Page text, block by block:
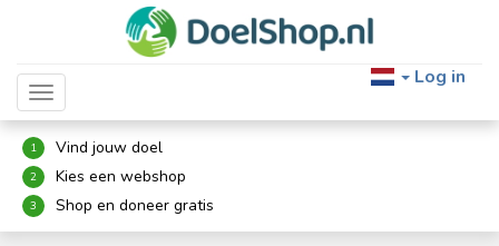
Toggle navigation
Log in
1 Vind jouw doel
2 Kies een webshop
3 Shop en doneer gratis